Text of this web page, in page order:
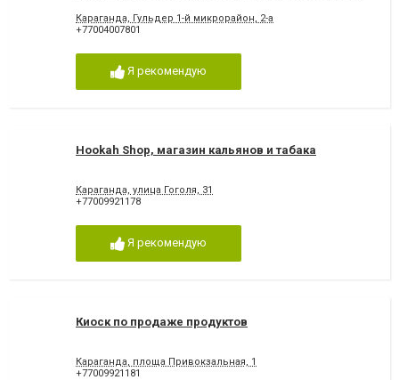
Караганда, Гульдер 1-й микрорайон, 2-а
+77004007801
Я рекомендую
Hookah Shop, магазин кальянов и табака
Караганда, улица Гоголя, 31
+77009921178
Я рекомендую
Киоск по продаже продуктов
Караганда, площа Привокзальная, 1
+77009921181